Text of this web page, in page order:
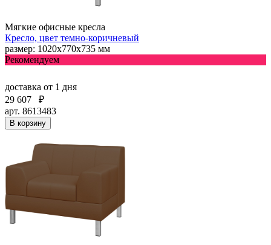
Мягкие офисные кресла
Кресло, цвет темно-коричневый
размер: 1020х770х735 мм
Рекомендуем
доставка от 1 дня
29 607
₽
арт. 8613483
В корзину